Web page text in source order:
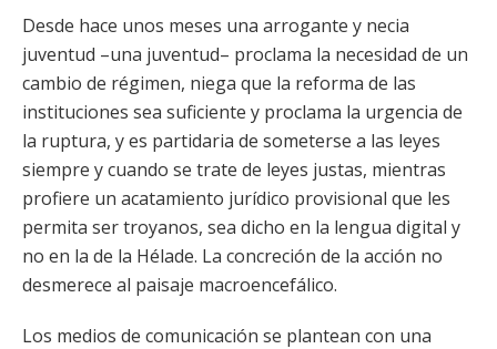
Desde hace unos meses una arrogante y necia
juventud –una juventud– proclama la necesidad de un
cambio de régimen, niega que la reforma de las
instituciones sea suficiente y proclama la urgencia de
la ruptura, y es partidaria de someterse a las leyes
siempre y cuando se trate de leyes justas, mientras
profiere un acatamiento jurídico provisional que les
permita ser troyanos, sea dicho en la lengua digital y
no en la de la Hélade. La concreción de la acción no
desmerece al paisaje macroencefálico.
Los medios de comunicación se plantean con una